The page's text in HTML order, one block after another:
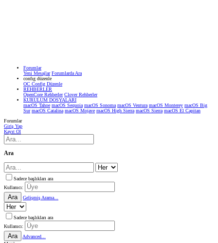
Forumlar
Yeni Mesajlar Forumlarda Ara
confıg düzenle
OC Config Düzenle
REHBERLER
OpenCore Rehberler Clover Rehberler
KURULUM DOSYALARI
macOS Tahoe macOS Sequoia macOS Sonoma macOS Ventura macOS Monterey macOS Big
Sur macOS Catalina macOS Mojave macOS High Sierra macOS Sierra macOS El Capitan
Forumlar
Giriş Yap
Kayıt Ol
Ara
Sadece başlıkları ara
Kullanıcı:
Ara Gelişmiş Arama...
Sadece başlıkları ara
Kullanıcı:
Ara
Advanced...